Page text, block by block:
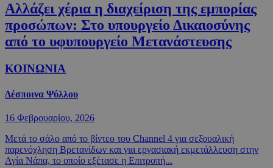
Αλλάζει χέρια η διαχείριση της εμπορίας
προσώπων: Στο υπουργείο Δικαιοσύνης
από το υφυπουργείο Μετανάστευσης
ΚΟΙΝΩΝΙΑ
Δέσποινα Ψύλλου
16 Φεβρουαρίου, 2026
Μετά το σάλο από το βίντεο του Channel 4 για σεξουαλική
παρενόχληση Βρετανίδων και για εργασιακή εκμετάλλευση στην
Αγία Νάπα, το οποίο εξέτασε η Επιτροπή...